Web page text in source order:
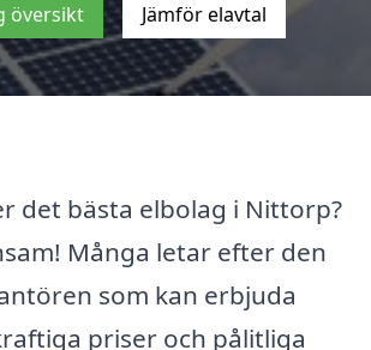
översikt Jämför elavtal
det bästa elbolag i Nittorp?
Många letar efter den
som kan erbjuda
priser och pålitliga